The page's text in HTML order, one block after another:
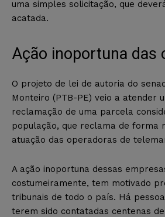
uma simples solicitação, que
acatada.
Ação inoportuna das
O projeto de lei de autoria do
Monteiro (PTB-PE) veio a atender
reclamação de uma parcela
população, que reclama de forma
atuação das operadoras de
A ação inoportuna dessas
costumeiramente, tem motivado
tribunais de todo o país. Há
terem sido contatadas centenas